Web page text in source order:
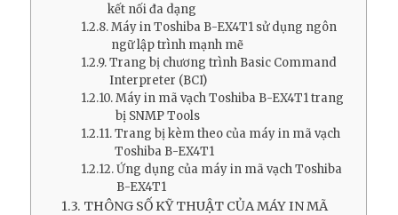
kết nối đa dạng
Máy in Toshiba B-EX4T1 sử dụng ngôn
ngữ lập trình mạnh mẽ
Trang bị chương trình Basic Command
Interpreter (BCI)
Máy in mã vạch Toshiba B-EX4T1 trang
bị SNMP Tools
Trang bị kèm theo của máy in mã vạch
Toshiba B-EX4T1
Ứng dụng của máy in mã vạch Toshiba
B-EX4T1
THÔNG SỐ KỸ THUẬT CỦA MÁY IN MÃ